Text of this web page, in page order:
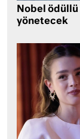
Nobel ödüllü
yönetecek